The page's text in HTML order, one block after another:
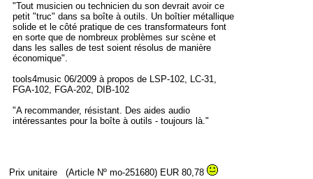
"Tout musicien ou technicien du son devrait avoir ce
petit "truc" dans sa boîte à outils. Un boîtier métallique
solide et le côté pratique de ces transformateurs font
en sorte que de nombreux problèmes sur scène et
dans les salles de test soient résolus de manière
économique".
tools4music 06/2009 à propos de LSP-102, LC-31,
FGA-102, FGA-202, DIB-102
"A recommander, résistant. Des aides audio
intéressantes pour la boîte à outils - toujours là."
Prix unitaire (Article Nº mo-251680) EUR 80,78